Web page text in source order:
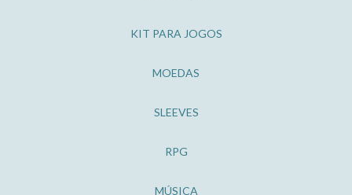
KIT PARA JOGOS
MOEDAS
SLEEVES
RPG
MÚSICA